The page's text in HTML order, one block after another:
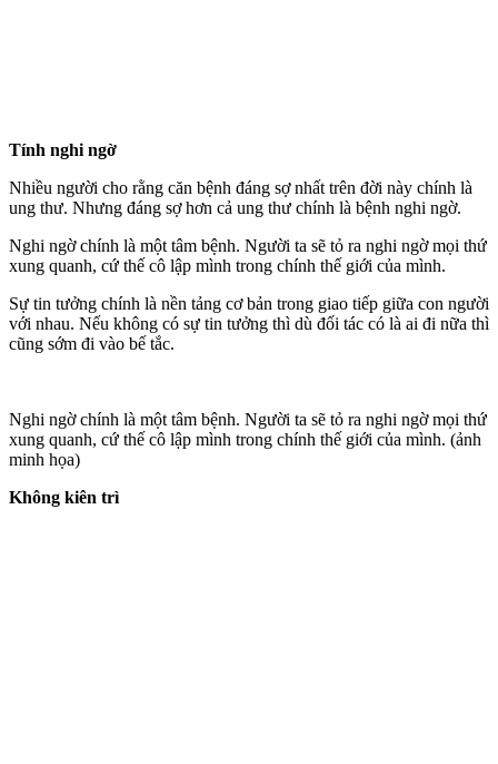
Tính nghi ngờ
Nhiều người cho rằng căn bệnh đáng sợ nhất trên đời này chính là
ung thư. Nhưng đáng sợ hơn cả ung thư chính là bệnh nghi ngờ.
Nghi ngờ chính là một tâm bệnh. Người ta sẽ tỏ ra nghi ngờ mọi thứ
xung quanh, cứ thế cô lập mình trong chính thế giới của mình.
Sự tin tưởng chính là nền tảng cơ bản trong giao tiếp giữa con người
với nhau. Nếu không có sự tin tưởng thì dù đối tác có là ai đi nữa thì
cũng sớm đi vào bế tắc.
Nghi ngờ chính là một tâm bệnh. Người ta sẽ tỏ ra nghi ngờ mọi thứ
xung quanh, cứ thế cô lập mình trong chính thế giới của mình. (ảnh
minh họa)
Không kiên trì